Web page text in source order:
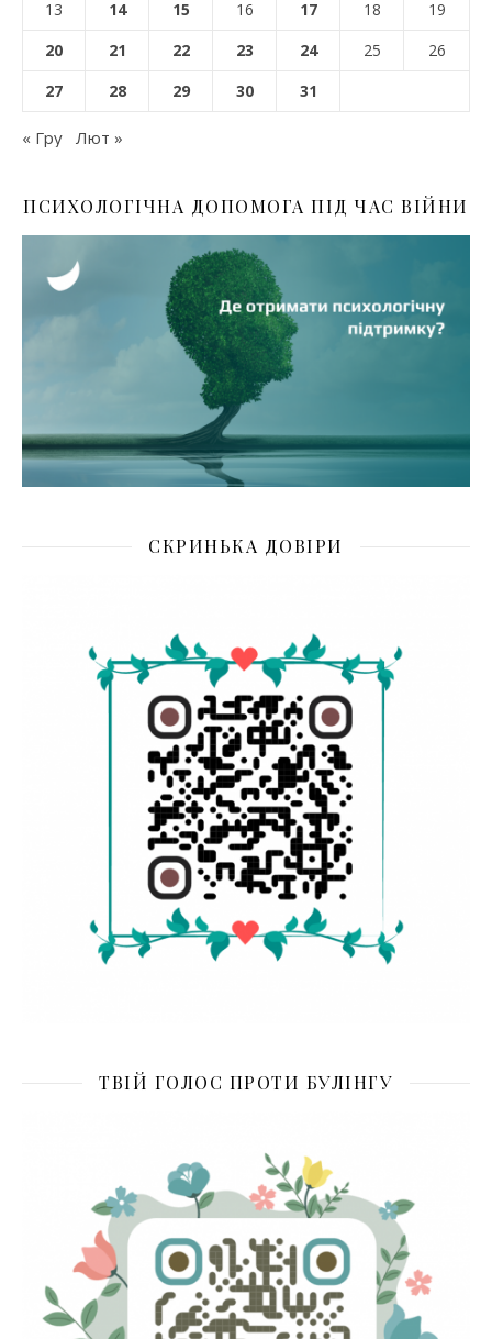
13 14 15 16 17 18
19
20
21 22 23 24 25
26
27
28 29 30 31
« Гру Лют »
ПСИХОЛОГІЧНА ДОПОМОГА ПІД ЧАС ВІЙНИ
СКРИНЬКА ДОВІРИ
ТВІЙ ГОЛОС ПРОТИ БУЛІНГУ